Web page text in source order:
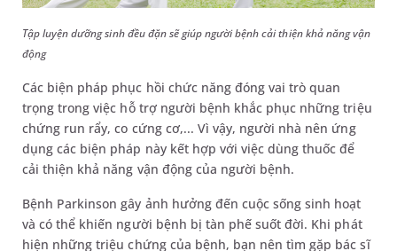
Tập luyện dưỡng sinh đều đặn sẽ giúp người bệnh cải thiện khả năng vận
động
Các biện pháp phục hồi chức năng đóng vai trò quan
trọng trong việc hỗ trợ người bệnh khắc phục những triệu
chứng run rẩy, co cứng cơ,... Vì vậy, người nhà nên ứng
dụng các biện pháp này kết hợp với việc dùng thuốc để
cải thiện khả năng vận động của người bệnh.
Bệnh Parkinson gây ảnh hưởng đến cuộc sống sinh hoạt
và có thể khiến người bệnh bị tàn phế suốt đời. Khi phát
hiện những triệu chứng của bệnh, bạn nên tìm gặp bác sĩ